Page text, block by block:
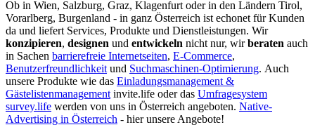
Ob in Wien, Salzburg, Graz, Klagenfurt oder in den Ländern Tirol,
Vorarlberg, Burgenland - in ganz Österreich ist echonet für Kunden
da und liefert Services, Produkte und Dienstleistungen. Wir
konzipieren, designen und entwickeln nicht nur, wirberaten auch
in Sachen barrierefreie Internetseiten, E-Commerce,
Benutzerfreundlichkeit und Suchmaschinen-Optimierung. Auch
unsere Produkte wie das Einladungsmanagement &
Gästelistenmanagement invite.life oder das Umfragesystem
survey.life werden von uns in Österreich angeboten. Native-
Advertising in Österreich - hier unsere Angebote!